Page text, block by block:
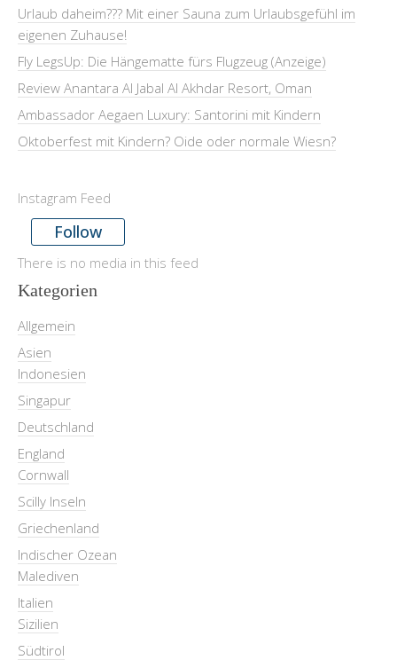
Urlaub daheim??? Mit einer Sauna zum Urlaubsgefühl im
eigenen Zuhause!
Fly LegsUp: Die Hängematte fürs Flugzeug (Anzeige)
Review Anantara Al Jabal Al Akhdar Resort, Oman
Ambassador Aegaen Luxury: Santorini mit Kindern
Oktoberfest mit Kindern? Oide oder normale Wiesn?
Instagram Feed
Follow
There is no media in this feed
Kategorien
Allgemein
Asien
Indonesien
Singapur
Deutschland
England
Cornwall
Scilly Inseln
Griechenland
Indischer Ozean
Malediven
Italien
Sizilien
Südtirol